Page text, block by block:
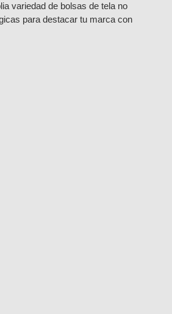
variedad de bolsas de tela no
para destacar tu marca con